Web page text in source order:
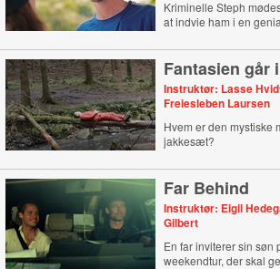
Kriminelle Steph
at indvie ham i en
Fantasien går
Instruktør: Lasse
Freiesleben Laursen
Hvem er den mystiske
jakkesæt?
Far Behind
Instruktør: Eigil
Gilbert
En far inviterer sin søn
weekendtur, der skal